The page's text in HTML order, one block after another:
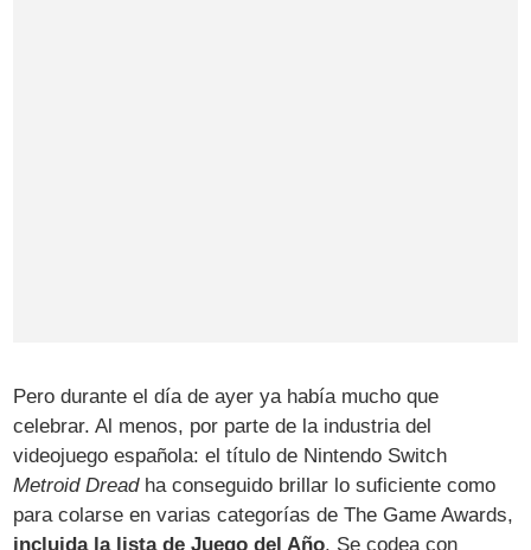
Pero durante el día de ayer ya había mucho que
celebrar. Al menos, por parte de la industria del
videojuego española: el título de Nintendo Switch
Metroid Dreadha conseguido brillar lo suficiente como
para colarse en varias categorías de The Game Awards,
incluida la lista de Juego del Año. Se codea con